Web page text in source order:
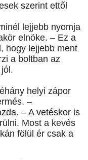
szerint ettől
lejjebb nyomja
elnöke. – Ez a
hogy lejjebb ment
a boltban az
helyi zápor
–
– A vetéskor is
Most a kevés
fölül ér csak a